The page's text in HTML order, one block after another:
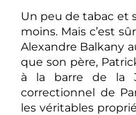
Un peu de tabac et
moins. Mais c’est
Alexandre Balkany
que son père,
à la barre de la
correctionnel de
les véritables